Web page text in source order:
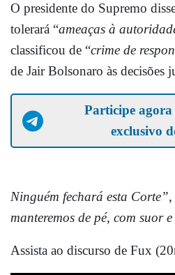
O presidente do Supremo
tolerará “ameaças à
classificou de “crime de
de Jair Bolsonaro às decisões
Participe
exclusivo
Ninguém fechará esta Corte”
manteremos de pé, com suor
Assista ao discurso de Fux